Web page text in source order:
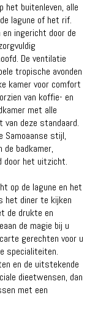
het buitenleven, alle
lagune of het rif.
ingericht door de
De ventilatie
tropische avonden
kamer voor comfort
van koffie- en
met alle
van deze standaard.
Samoaanse stijl,
badkamer,
door het uitzicht.
op de lagune en het
het diner te kijken
de drukte en
de magie bij u
gerechten voor u
specialiteiten.
en de uitstekende
dieetwensen, dan
met een